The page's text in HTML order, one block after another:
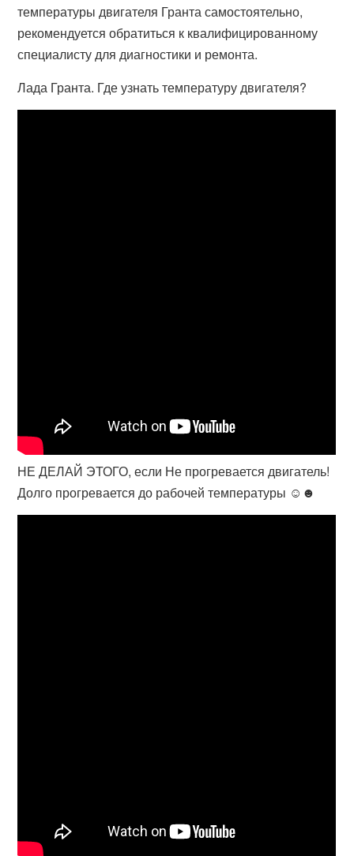
температуры двигателя Гранта самостоятельно,
рекомендуется обратиться к квалифицированному
специалисту для диагностики и ремонта.
Лада Гранта. Где узнать температуру двигателя?
НЕ ДЕЛАЙ ЭТОГО, если Не прогревается двигатель!
Долго прогревается до рабочей температуры ☺☻